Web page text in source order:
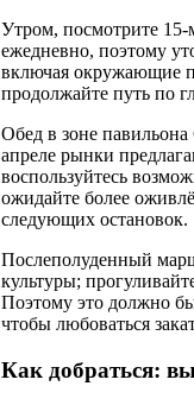
Утром, посмотрите 15-
ежедневно, поэтому
включая окружающие
продолжайте путь по
Обед в зоне
апреле рынки
воспользуйтесь
ожидайте более
следующих остановок.
Послеполуденный
культуры;
Поэтому это должно
чтобы любоваться
Как добраться: